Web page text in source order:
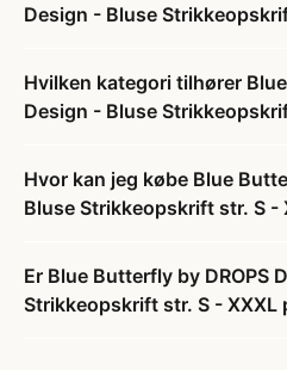
Design - Bluse
Hvilken kategori tilhører
Design - Bluse
Hvor kan jeg købe Blue
Bluse Strikkeopskrift str. S -
Er Blue Butterfly by DROPS
Strikkeopskrift str. S - XXXL